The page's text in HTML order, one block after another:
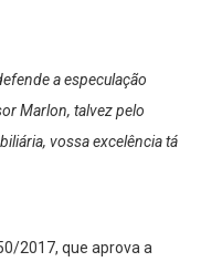
a especulação
Marlon, talvez pelo
vossa excelência tá
2017, que aprova a